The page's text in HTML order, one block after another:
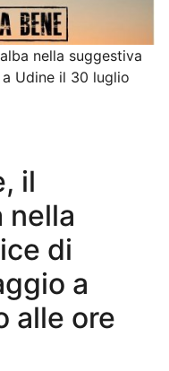
nella suggestiva
Udine il 30 luglio
il
nella
di
a
alle ore